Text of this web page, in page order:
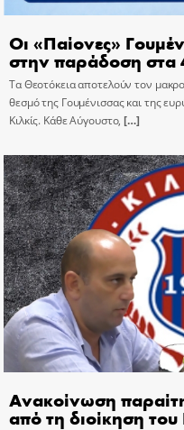
Οι «Παίονες»
στην παράδοση στα
Τα Θεοτόκεια αποτελούν τον
θεσμό της Γουμένισσας και της
Κιλκίς. Κάθε Αύγουστο, […]
Ανακοίνωση
από τη διοίκηση του